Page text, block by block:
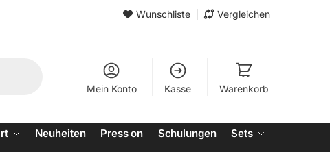
Wunschliste Vergleichen
Mein Konto Kasse Warenkorb
Neuheiten Press on Schulungen
Sets